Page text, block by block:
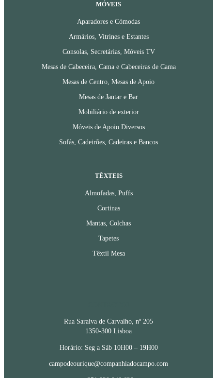
MÓVEIS
Aparadores e Cómodas
Armários, Vitrines e Estantes
Consolas, Secretárias, Móveis TV
Mesas de Cabeceira, Cama e Cabeceiras de Cama
Mesas de Centro, Mesas de Apoio
Mesas de Jantar e Bar
Mobiliário de exterior
Móveis de Apoio Diversos
Sofás, Cadeirões, Cadeiras e Bancos
TÊXTEIS
Almofadas, Puffs
Cortinas
Mantas, Colchas
Tapetes
Têxtil Mesa
Rua Saraiva de Carvalho, nº 205
1350-300 Lisboa
Horário: Seg a Sáb 10H00 – 19H00
campodeourique@companhiadocampo.com